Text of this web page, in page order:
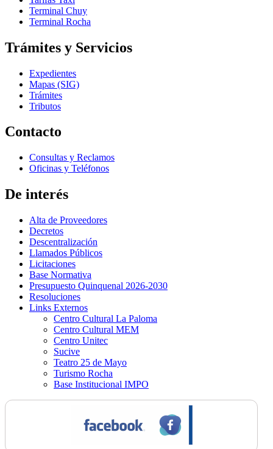
Terminal Chuy
Terminal Rocha
Trámites y Servicios
Expedientes
Mapas (SIG)
Trámites
Tributos
Contacto
Consultas y Reclamos
Oficinas y Teléfonos
De interés
Alta de Proveedores
Decretos
Descentralización
Llamados Públicos
Licitaciones
Base Normativa
Presupuesto Quinquenal 2026-2030
Resoluciones
Links Externos
Centro Cultural La Paloma
Centro Cultural MEM
Centro Unitec
Sucive
Teatro 25 de Mayo
Turismo Rocha
Base Institucional IMPO